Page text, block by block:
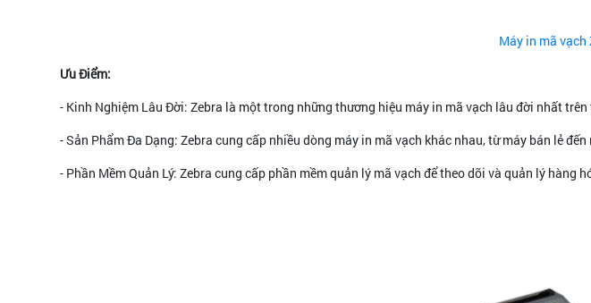
Máy in mã vạch
Ưu Điểm:
- Kinh Nghiệm Lâu Đời: Zebra là một trong những thương hiệu máy in mã vạch lâu đời nhất
- Sản Phẩm Đa Dạng: Zebra cung cấp nhiều dòng máy in mã vạch khác nhau, từ máy bán lẻ
- Phần Mềm Quản Lý: Zebra cung cấp phần mềm quản lý mã vạch để theo dõi và quản lý hàng